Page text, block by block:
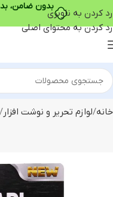
بدون ضامن،
رد کردن به ناوبری
رد کردن به محتوای اصلی
خانه لوازم تحریر و نوشت افزار